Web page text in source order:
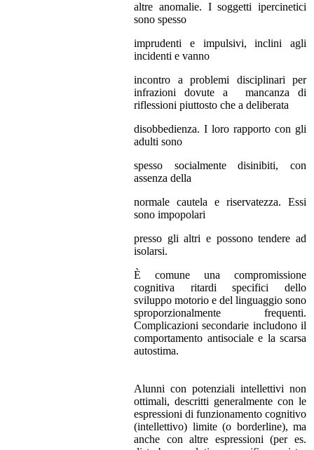
altre anomalie. I soggetti ipercinetici
sono spesso
imprudenti e impulsivi, inclini agli
incidenti e vanno
incontro a problemi disciplinari per
infrazioni dovute a mancanza di
riflessioni piuttosto che a deliberata
disobbedienza. I loro rapporto con gli
adulti sono
spesso socialmente disinibiti, con
assenza della
normale cautela e riservatezza. Essi
sono impopolari
presso gli altri e possono tendere ad
isolarsi.
È comune una compromissione
cognitiva ritardi specifici dello
sviluppo motorio e del linguaggio sono
sproporzionalmente frequenti.
Complicazioni secondarie includono il
comportamento antisociale e la scarsa
autostima.
Alunni con potenziali intellettivi non
ottimali, descritti generalmente con le
espressioni di funzionamento cognitivo
(intellettivo) limite (o borderline), ma
anche con altre espressioni (per es.